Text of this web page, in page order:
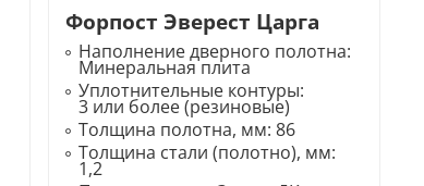
Форпост Эверест Царга
Наполнение дверного полотна:
Минеральная плита
Уплотнительные контуры:
3 или более (резиновые)
Толщина полотна, мм: 86
Толщина стали (полотно), мм:
1,2